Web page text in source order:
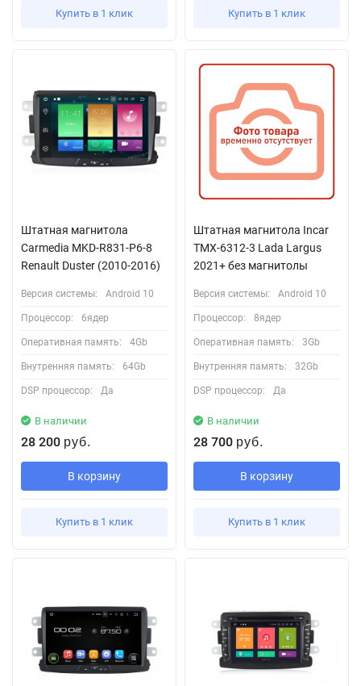
Купить в 1 клик Купить в 1 клик
Штатная магнитола
Carmedia MKD-R831-P6-8
Renault Duster (2010-2016)
Версия системы: Android 10
Процессор: 6ядер
Оперативная память: 4Gb
Внутренняя память: 64Gb
DSP процессор: Да
В наличии
28 200 руб.
В корзину
Купить в 1 клик
Штатная магнитола Incar
TMX-6312-3 Lada Largus
2021+ без магнитолы
Версия системы: Android 10
Процессор: 8ядер
Оперативная память: 3Gb
Внутренняя память: 32Gb
DSP процессор: Да
В наличии
28 700 руб.
В корзину
Купить в 1 клик